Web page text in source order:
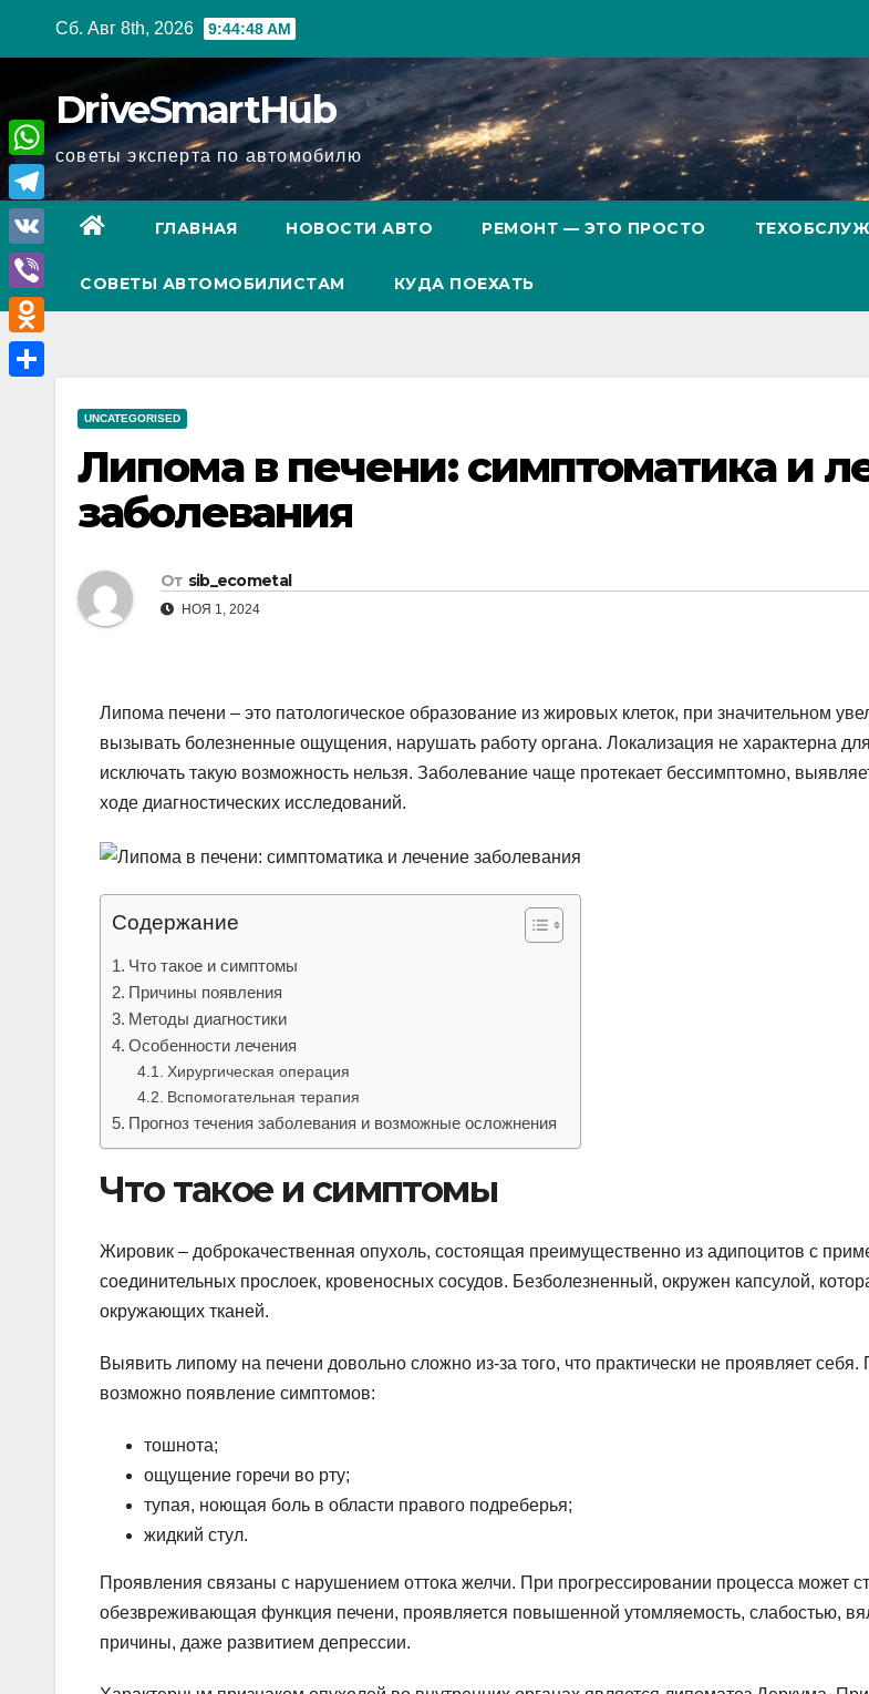
Сб. Авг 8th, 2026 9:44:49 AM
DriveSmartHub
советы эксперта по автомобилю
ГЛАВНАЯ НОВОСТИ АВТО РЕМОНТ — ЭТО ПРОСТО
СОВЕТЫ АВТОМОБИЛИСТАМ КУДА ПОЕХАТЬ
UNCATEGORISED
Липома в печени: симптоматика и
заболевания
От sib_ecometal
НОЯ 1, 2024
Липома печени – это патологическое образование из жировых клеток, при значительном
вызывать болезненные ощущения, нарушать работу органа. Локализация не характерна
исключать такую возможность нельзя. Заболевание чаще протекает бессимптомно,
ходе диагностических исследований.
Содержание
Что такое и симптомы
Причины появления
Методы диагностики
Особенности лечения
Хирургическая операция
Вспомогательная терапия
Прогноз течения заболевания и возможные осложнения
Что такое и симптомы
Жировик – доброкачественная опухоль, состоящая преимущественно из адипоцитов с
соединительных прослоек, кровеносных сосудов. Безболезненный, окружен капсулой,
окружающих тканей.
Выявить липому на печени довольно сложно из-за того, что практически не проявляет
возможно появление симптомов:
тошнота;
ощущение горечи во рту;
тупая, ноющая боль в области правого подреберья;
жидкий стул.
Проявления связаны с нарушением оттока желчи. При прогрессировании процесса может
обезвреживающая функция печени, проявляется повышенной утомляемость, слабостью,
причины, даже развитием депрессии.
W
h
a
A
T
e
l
e
g
V
K
V
i
b
O